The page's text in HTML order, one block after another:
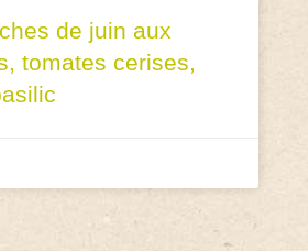
de juin aux
tomates cerises,